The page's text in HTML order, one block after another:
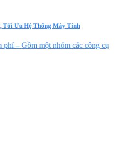
Tối Ưu Hệ Thống Máy Tính
– Gồm một nhóm các công cụ